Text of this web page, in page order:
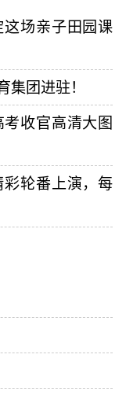
场亲子田园课
集团进驻！
收官高清大图
轮番上演，每